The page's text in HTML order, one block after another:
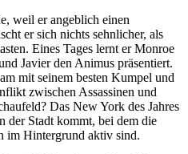
weil er angeblich einen
er sich nichts sehnlicher, als
Eines Tages lernt er Monroe
Javier den Animus präsentiert.
mit seinem besten Kumpel und
zwischen Assassinen und
Das New York des Jahres
der Stadt kommt, bei dem die
im Hintergrund aktiv sind.